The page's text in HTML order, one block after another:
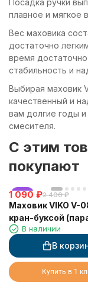
Посадка ручки
плавное и мягкое
Вес маховика
достаточно
время
стабильность и
Выбирая маховик
качественный и
вам долгие годы
смесителя.
C этим
покупают
хит
1 090 ₽2 400 ₽
Маховик VIKO V-
кран-буксой
В наличии
В
Купить в 1